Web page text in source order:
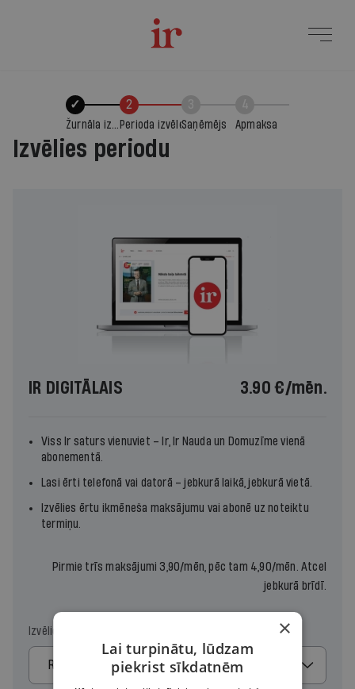
✓
Žurnāla izvēle
2
Perioda izvēleSaņēmējs Apmaksa
Izvēlies periodu
IR DIGITĀLAIS 3.90 €/mēn.
Viss Ir saturs vienuviet – Ir, Ir Nauda un Domuzīme vienā
abonementā.
Lasi ērti telefonā vai datorā – jebkurā laikā, jebkurā vietā.
Izvēlies ērtu ikmēneša maksājumu vai abonē uz noteiktu
termiņu.
Pirmie trīs maksājumi 3,90/mēn, pēc tam 4,90/mēn. Atcel
jebkurā brīdī.
Izvēlies maksājumu
Regulārais
×
Lai turpinātu, lūdzam
piekrist sīkdatnēm